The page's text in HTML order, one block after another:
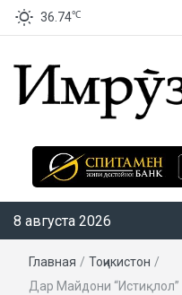
36.74℃
8 августа 2026
Главная / Тоҷикистон /
Дар Майдони “Истиқлол”